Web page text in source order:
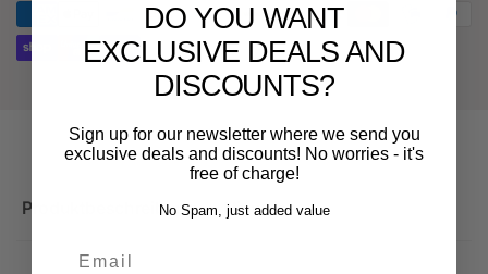
Produktbeschreibung Hinweise
DO YOU WANT
EXCLUSIVE DEALS AND
DISCOUNTS?
Sign up for our newsletter where we send you
exclusive deals and discounts! No worries - it's
free of charge!
No Spam, just added value